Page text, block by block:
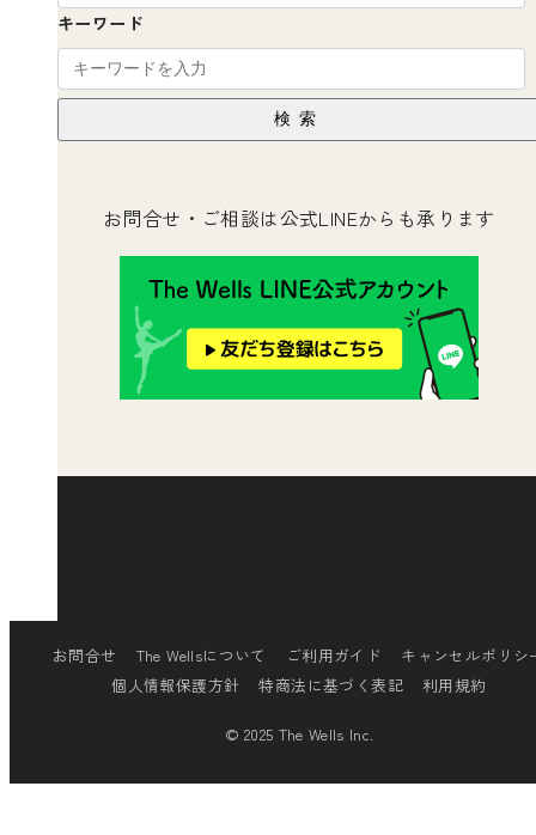
キーワード
検索
お問合せ・ご相談は公式LINEからも承ります
お問合せ The Wellsについて ご利用ガイド
キャンセルポリシ
個人情報保護方針
特商法に基づく表記 利用規約
© 2025 The Wells Inc.